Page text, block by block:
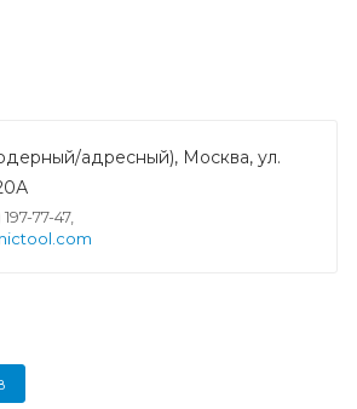
адресный), Москва, ул.
77-47,